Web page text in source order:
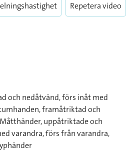
Repetera video
och nedåtvänd, förs inåt med
framåtriktad och
uppåtriktade och
varandra, förs från varandra,